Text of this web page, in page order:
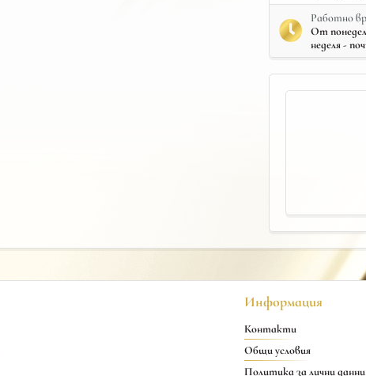
Работно
От
неделя -
Информация
Контакти
Общи условия
Политика за лични данни